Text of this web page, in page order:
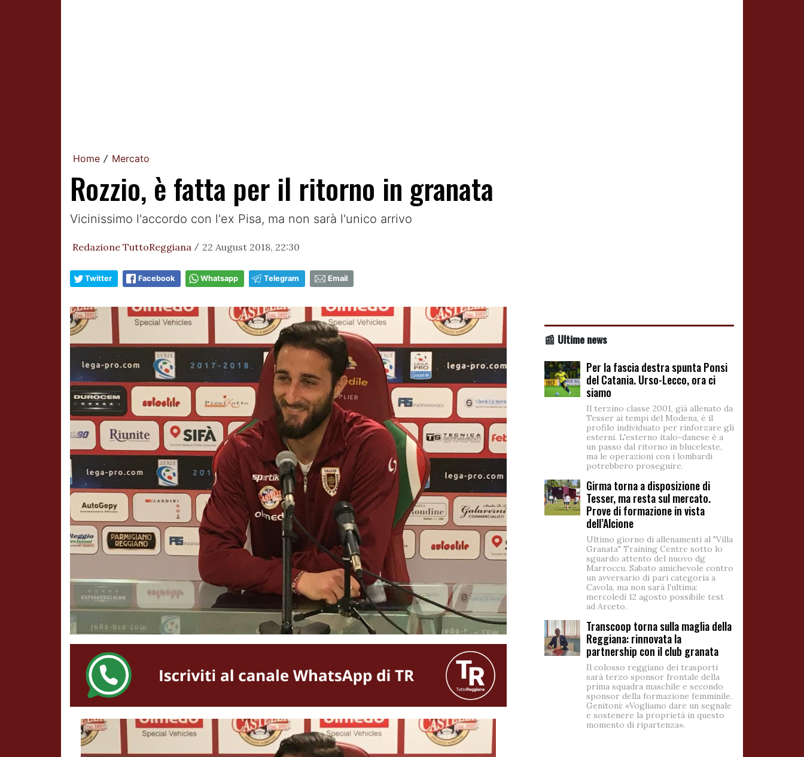
Home / Mercato
Rozzio, è fatta per il ritorno in granata
Vicinissimo l'accordo con l'ex Pisa, ma non sarà l'unico arrivo
Redazione TuttoReggiana / 22 August 2018, 22:30
Twitter Facebook Whatsapp Telegram Email
📰 Ultime news
Per la fascia destra spunta Ponsi
del Catania. Urso-Lecco, ora ci
siamo
Il terzino classe 2001, già allenato da
Tesser ai tempi del Modena, è il
profilo individuato per rinforzare gli
esterni. L'esterno italo-danese è a
un passo dal ritorno in bluceleste,
ma le operazioni con i lombardi
potrebbero proseguire.
Girma torna a disposizione di
Tesser, ma resta sul mercato.
Prove di formazione in vista
dell’Alcione
Ultimo giorno di allenamenti al "Villa
Granata" Training Centre sotto lo
sguardo attento del nuovo dg
Marroccu. Sabato amichevole contro
un avversario di pari categoria a
Cavola, ma non sarà l'ultima:
mercoledì 12 agosto possibile test
ad Arceto.
Transcoop torna sulla maglia della
Reggiana: rinnovata la
partnership con il club granata
Il colosso reggiano dei trasporti
sarà terzo sponsor frontale della
prima squadra maschile e secondo
sponsor della formazione femminile.
Genitoni: «Vogliamo dare un segnale
e sostenere la proprietà in questo
momento di ripartenza».